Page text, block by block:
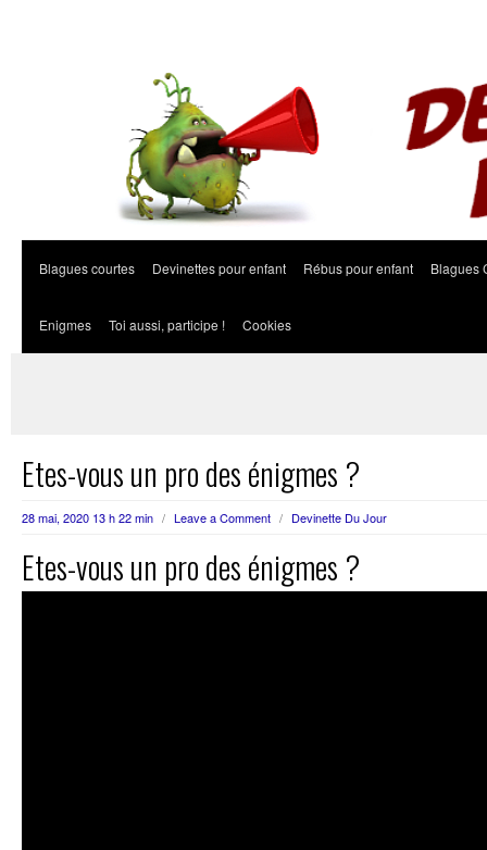
Blagues courtes Devinettes pour enfant Rébus pour enfant Blagues
Enigmes Toi aussi, participe ! Cookies
Etes-vous un pro des énigmes ?
28 mai, 2020 13 h 22 min / Leave a Comment / Devinette Du Jour
Etes-vous un pro des énigmes ?